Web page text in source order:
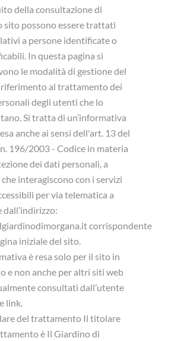
della consultazione di
sito possono essere trattati
a persone identificate o
In questa pagina si
le modalità di gestione del
al trattamento dei
degli utenti che lo
Si tratta di un’informativa
anche ai sensi dell'art. 13 del
n. 196/2003 - Codice in materia
dei dati personali, a
interagiscono con i servizi
per via telematica a
dall’indirizzo:
corrispondente
iniziale del sito.
è resa solo per il sito in
e non anche per altri siti web
consultati dall’utente
link.
del trattamento Il titolare
è Il Giardino di